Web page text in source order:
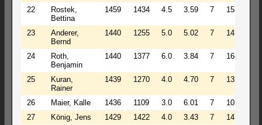
22
Rostek,
Bettina
1459 1434 4.5 3.59 7 1536
23
Anderer,
Bernd
1440 1255 5.0 5.02 7 1413
24
Roth,
Benjamin
1440 1377 6.0 3.84 7 1686
25
Kuran,
Rainer
1439 1270 4.0 4.70 7 1320
26 Maier, Kalle 1436 1109 3.0 6.01 7 1059
27
König, Jens 1429 1422 4.0 3.43 7 1472